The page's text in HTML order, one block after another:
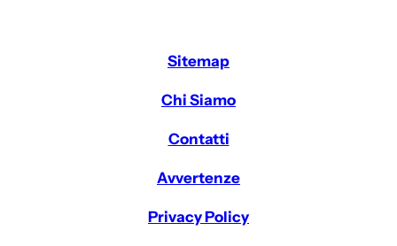
Sitemap
Chi Siamo
Contatti
Avvertenze
Privacy Policy